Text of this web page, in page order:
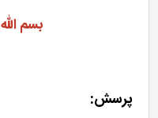
بسم
پرسش: